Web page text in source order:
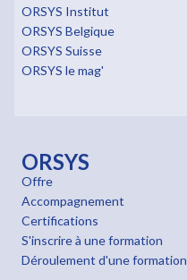
ORSYS Institut
ORSYS Belgique
ORSYS Suisse
ORSYS le mag'
ORSYS
Offre
Accompagnement
Certifications
S'inscrire à une formation
Déroulement d'une formation